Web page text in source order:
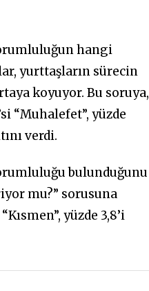
hangi
yurttaşların sürecin
koyuyor. Bu soruya,
“Muhalefet”, yüzde
verdi.
bulunduğunu
mu?” sorusuna
yüzde 3,8’i